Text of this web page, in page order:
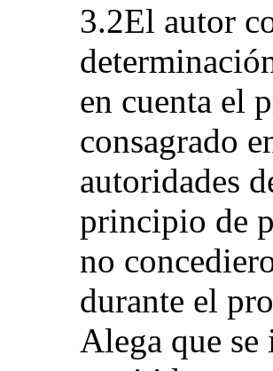
3.2El autor
en cuenta el
consagrado
autoridades
principio de
no
durante el
Alega que